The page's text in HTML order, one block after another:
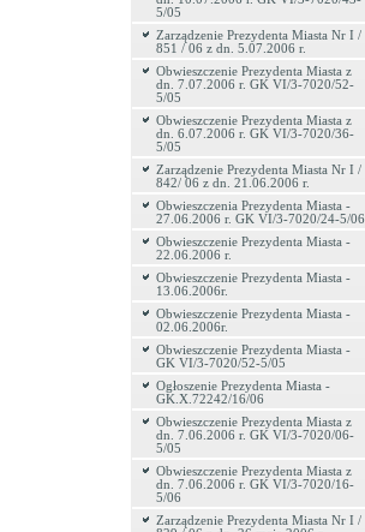
5/05
Zarządzenie Prezydenta Miasta Nr I /
851 / 06 z dn. 5.07.2006 r.
Obwieszczenie Prezydenta Miasta z
dn. 7.07.2006 r. GK VI/3-7020/52-
5/05
Obwieszczenie Prezydenta Miasta z
dn. 6.07.2006 r. GK VI/3-7020/36-
5/05
Zarządzenie Prezydenta Miasta Nr I /
842/ 06 z dn. 21.06.2006 r.
Obwieszczenia Prezydenta Miasta -
27.06.2006 r. GK VI/3-7020/24-5/06
Obwieszczenie Prezydenta Miasta -
22.06.2006 r.
Obwieszczenie Prezydenta Miasta -
13.06.2006r.
Obwieszczenie Prezydenta Miasta -
02.06.2006r.
Obwieszczenie Prezydenta Miasta -
GK VI/3-7020/52-5/05
Ogłoszenie Prezydenta Miasta -
GK.X.72242/16/06
Obwieszczenie Prezydenta Miasta z
dn. 7.06.2006 r. GK VI/3-7020/06-
5/05
Obwieszczenie Prezydenta Miasta z
dn. 7.06.2006 r. GK VI/3-7020/16-
5/06
Zarządzenie Prezydenta Miasta Nr I /